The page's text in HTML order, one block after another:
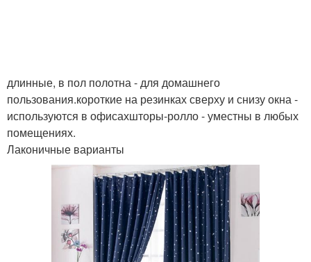
длинные, в пол полотна - для домашнего
пользования.короткие на резинках сверху и снизу окна -
используются в офисахшторы-ролло - уместны в любых
помещениях.
Лаконичные варианты